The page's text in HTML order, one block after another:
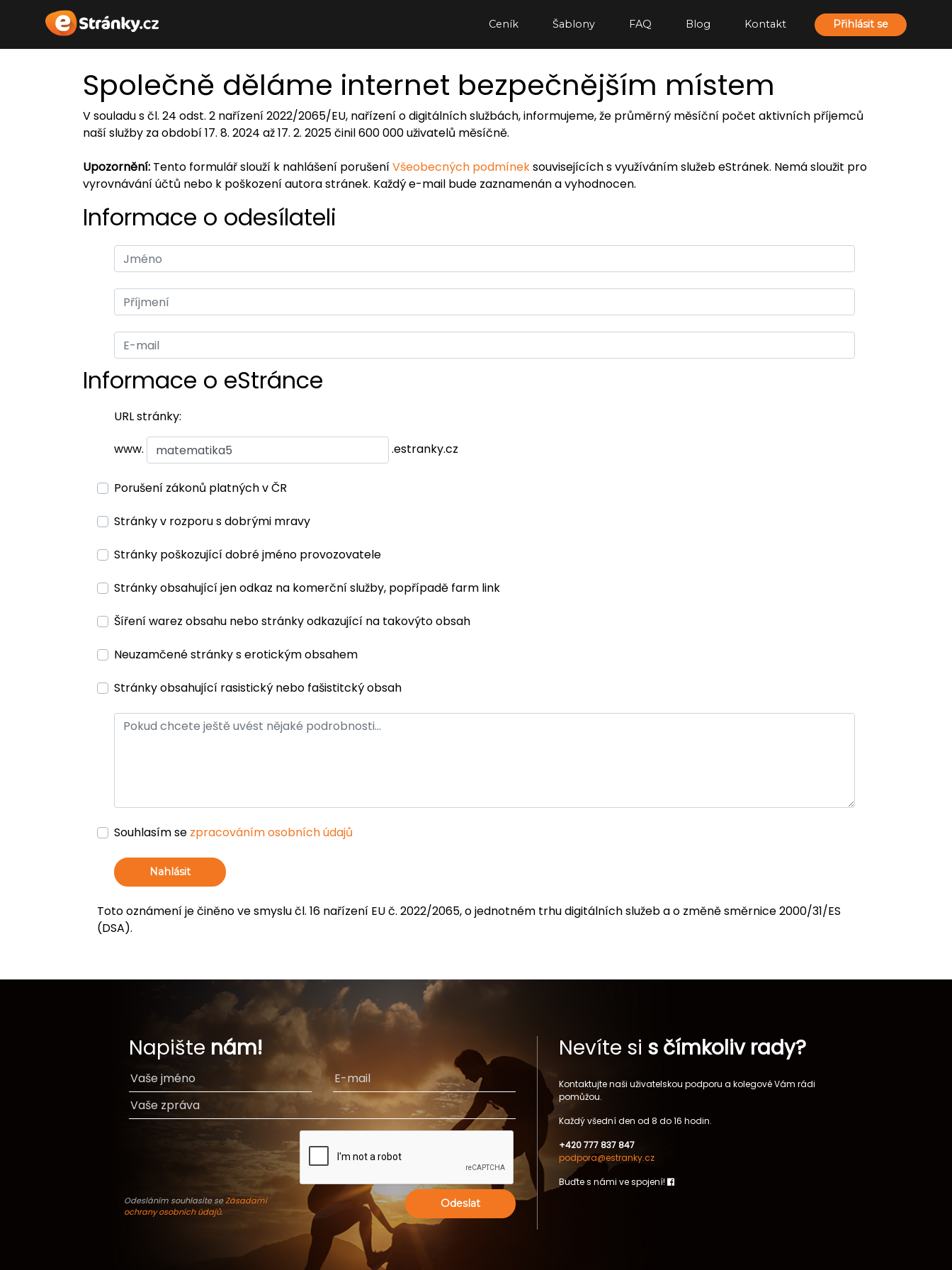
Ceník Šablony FAQ Blog Kontakt Přihlásit se
Společně děláme internet bezpečnějším místem
V souladu s čl. 24 odst. 2 nařízení 2022/2065/EU, nařízení o digitálních službách, informujeme, že průměrný měsíční počet aktivních příjemců
naší služby za období 17. 8. 2024 až 17. 2. 2025 činil 600 000 uživatelů měsíčně.
Upozornění: Tento formulář slouží k nahlášení porušeníVšeobecných podmíneksouvisejících s využíváním služeb eStránek. Nemá sloužit pro
vyrovnávání účtů nebo k poškození autora stránek. Každý e-mail bude zaznamenán a vyhodnocen.
Informace o odesílateli
Informace o eStránce
URL stránky:
www. .estranky.cz
Porušení zákonů platných v ČR
Stránky v rozporu s dobrými mravy
Stránky poškozující dobré jméno provozovatele
Stránky obsahující jen odkaz na komerční služby, popřípadě farm link
Šíření warez obsahu nebo stránky odkazující na takovýto obsah
Neuzamčené stránky s erotickým obsahem
Stránky obsahující rasistický nebo fašistitcký obsah
Souhlasím se zpracováním osobních údajů
Nahlásit
Toto oznámení je činěno ve smyslu čl. 16 nařízení EU č. 2022/2065, o jednotném trhu digitálních služeb a o změně směrnice 2000/31/ES
(DSA).
Napište nám!
Odesláním souhlasíte seZásadami
ochrany osobních údajů.
Odeslat
Nevíte si s čímkoliv rady?
Kontaktujte naši uživatelskou podporu a kolegové Vám rádi
pomůžou.
Každý všední den od 8 do 16 hodin.
+420 777 837 847
podpora@estranky.cz
Buďte s námi ve spojení!